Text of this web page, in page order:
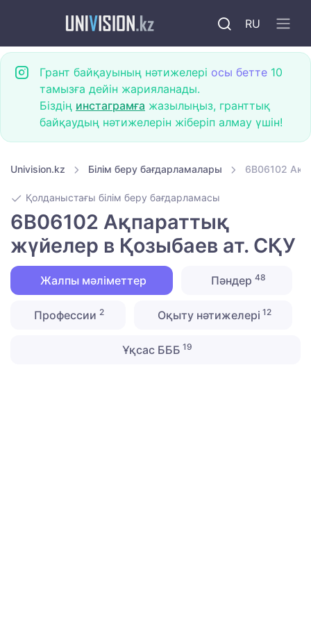
RU
Грант байқауының нәтижелері осы бетте 10
тамызға дейін жарияланады.
Біздің инстаграмға жазылыңыз, гранттық
байқаудың нәтижелерін жіберіп алмау үшін!
Univision.kz Білім беру бағдарламалары 6B06102
Қолданыстағы білім беру бағдарламасы
6B06102 Ақпараттық
жүйелер в Қозыбаев ат. СҚУ
Жалпы мәліметтер Пәндер 48
Профессии2 Оқыту нәтижелері 12
Ұқсас БББ 19